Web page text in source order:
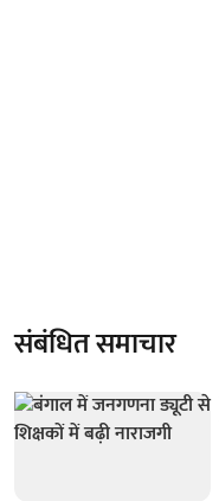
संबंधित समाचार